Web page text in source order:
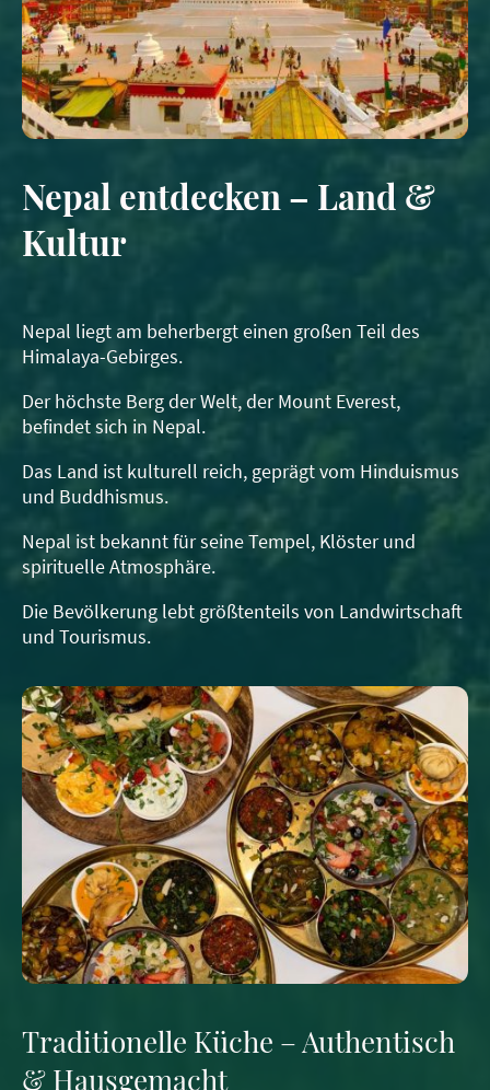
Nepal entdecken – Land &
Kultur
Nepal liegt am beherbergt einen großen Teil des
Himalaya-Gebirges.
Der höchste Berg der Welt, der Mount Everest,
befindet sich in Nepal.
Das Land ist kulturell reich, geprägt vom Hinduismus
und Buddhismus.
Nepal ist bekannt für seine Tempel, Klöster und
spirituelle Atmosphäre.
Die Bevölkerung lebt größtenteils von Landwirtschaft
und Tourismus.
Traditionelle Küche – Authentisch
& Hausgemacht